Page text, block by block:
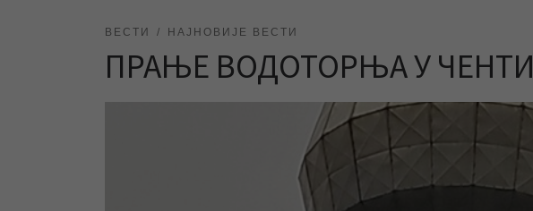
ВЕСТИ НАЈНОВИЈЕ ВЕСТИ
ПРАЊЕ ВОДОТОРЊА У ЧЕНТИ